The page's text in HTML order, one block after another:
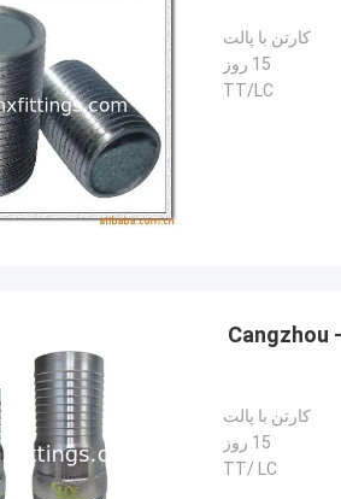
کارتن با پالت
15 روز
TT/LC
اتصالات نیپل ترکیبی فولاد کربنی | بدنه شش گوش نیپل KC شش گوش - Cangzhou
کارتن با پالت
15 روز
TT/ LC